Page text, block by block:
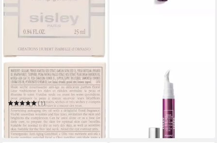
SISLEY
Gesichtsöl BLACK ROSE
PRECIOUS FACE OIL
(1)
203,44 €
(8.137,60 €/ 1 l)
in 7-9 Werktagen bei dir
Nachtcreme PARIS Black
Rose Eye Contour Fluid
lieferbar in 3 Wochen